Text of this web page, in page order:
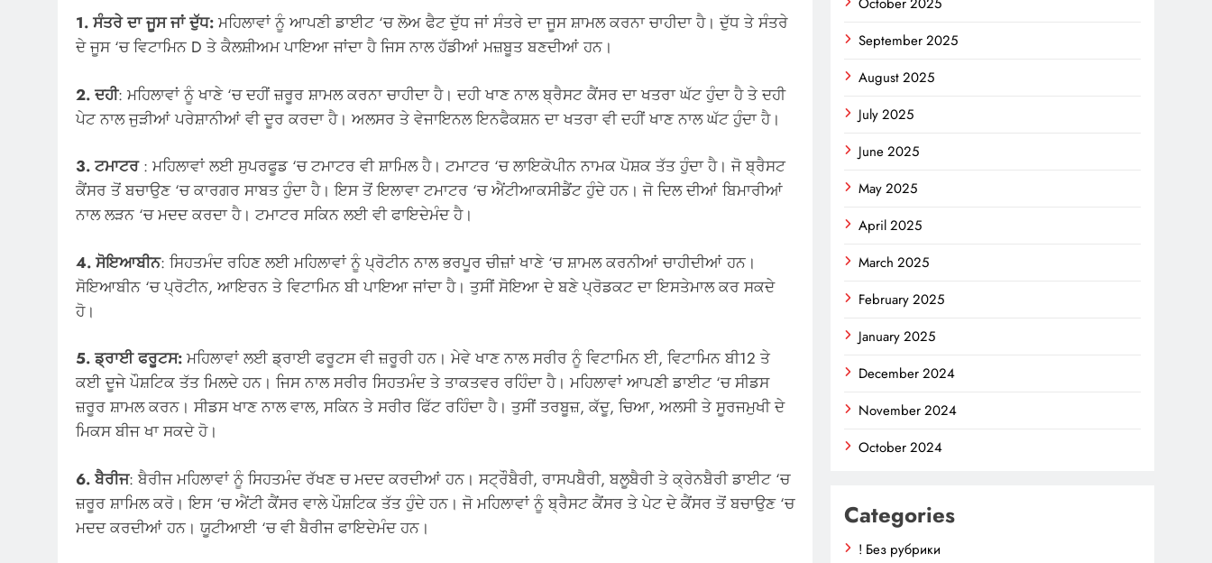
1. ਸੰਤਰੇ ਦਾ ਜੂਸ ਜਾਂ ਦੁੱਧ: ਮਹਿਲਾਵਾਂ ਨੂੰ ਆਪਣੀ ਡਾਈਟ ‘ਚ ਲੋਅ ਫੈਟ ਦੁੱਧ ਜਾਂ ਸੰਤਰੇ ਦਾ ਜੂਸ ਸ਼ਾਮਲ ਕਰਨਾ ਚਾਹੀਦਾ ਹੈ। ਦੁੱਧ ਤੇ ਸੰਤਰੇ
ਦੇ ਜੂਸ ‘ਚ ਵਿਟਾਮਿਨ D ਤੇ ਕੈਲਸ਼ੀਅਮ ਪਾਇਆ ਜਾਂਦਾ ਹੈ ਜਿਸ ਨਾਲ ਹੱਡੀਆਂ ਮਜ਼ਬੂਤ ਬਣਦੀਆਂ ਹਨ।
2. ਦਹੀ: ਮਹਿਲਾਵਾਂ ਨੂੰ ਖਾਣੇ ‘ਚ ਦਹੀਂ ਜ਼ਰੂਰ ਸ਼ਾਮਲ ਕਰਨਾ ਚਾਹੀਦਾ ਹੈ। ਦਹੀ ਖਾਣ ਨਾਲ ਬ੍ਰੈਸਟ ਕੈਂਸਰ ਦਾ ਖਤਰਾ ਘੱਟ ਹੁੰਦਾ ਹੈ ਤੇ ਦਹੀ
ਪੇਟ ਨਾਲ ਜੁੜੀਆਂ ਪਰੇਸ਼ਾਨੀਆਂ ਵੀ ਦੂਰ ਕਰਦਾ ਹੈ। ਅਲਸਰ ਤੇ ਵੇਜਾਇਨਲ ਇਨਫੈਕਸ਼ਨ ਦਾ ਖਤਰਾ ਵੀ ਦਹੀਂ ਖਾਣ ਨਾਲ ਘੱਟ ਹੁੰਦਾ ਹੈ।
3. ਟਮਾਟਰ: ਮਹਿਲਾਵਾਂ ਲਈ ਸੁਪਰਫੂਡ ‘ਚ ਟਮਾਟਰ ਵੀ ਸ਼ਾਮਿਲ ਹੈ। ਟਮਾਟਰ ‘ਚ ਲਾਇਕੋਪੀਨ ਨਾਮਕ ਪੋਸ਼ਕ ਤੱਤ ਹੁੰਦਾ ਹੈ। ਜੋ ਬ੍ਰੈਸਟ
ਕੈਂਸਰ ਤੋਂ ਬਚਾਉਣ ‘ਚ ਕਾਰਗਰ ਸਾਬਤ ਹੁੰਦਾ ਹੈ। ਇਸ ਤੋਂ ਇਲਾਵਾ ਟਮਾਟਰ ‘ਚ ਐਂਟੀਆਕਸੀਡੈਂਟ ਹੁੰਦੇ ਹਨ। ਜੋ ਦਿਲ ਦੀਆਂ ਬਿਮਾਰੀਆਂ
ਨਾਲ ਲੜਨ ‘ਚ ਮਦਦ ਕਰਦਾ ਹੈ। ਟਮਾਟਰ ਸਕਿਨ ਲਈ ਵੀ ਫਾਇਦੇਮੰਦ ਹੈ।
4. ਸੋਇਆਬੀਨ: ਸਿਹਤਮੰਦ ਰਹਿਣ ਲਈ ਮਹਿਲਾਵਾਂ ਨੂੰ ਪ੍ਰੋਟੀਨ ਨਾਲ ਭਰਪੂਰ ਚੀਜ਼ਾਂ ਖਾਣੇ ‘ਚ ਸ਼ਾਮਲ ਕਰਨੀਆਂ ਚਾਹੀਦੀਆਂ ਹਨ।
ਸੋਇਆਬੀਨ ‘ਚ ਪ੍ਰੋਟੀਨ, ਆਇਰਨ ਤੇ ਵਿਟਾਮਿਨ ਬੀ ਪਾਇਆ ਜਾਂਦਾ ਹੈ। ਤੁਸੀਂ ਸੋਇਆ ਦੇ ਬਣੇ ਪ੍ਰੋਡਕਟ ਦਾ ਇਸਤੇਮਾਲ ਕਰ ਸਕਦੇ
ਹੋ।
5. ਡ੍ਰਾਈ ਫਰੂਟਸ: ਮਹਿਲਾਵਾਂ ਲਈ ਡ੍ਰਾਈ ਫਰੂਟਸ ਵੀ ਜ਼ਰੂਰੀ ਹਨ। ਮੇਵੇ ਖਾਣ ਨਾਲ ਸਰੀਰ ਨੂੰ ਵਿਟਾਮਿਨ ਈ, ਵਿਟਾਮਿਨ ਬੀ12 ਤੇ
ਕਈ ਦੂਜੇ ਪੌਸ਼ਟਿਕ ਤੱਤ ਮਿਲਦੇ ਹਨ। ਜਿਸ ਨਾਲ ਸਰੀਰ ਸਿਹਤਮੰਦ ਤੇ ਤਾਕਤਵਰ ਰਹਿੰਦਾ ਹੈ। ਮਹਿਲਾਵਾਂ ਆਪਣੀ ਡਾਈਟ ‘ਚ ਸੀਡਸ
ਜ਼ਰੂਰ ਸ਼ਾਮਲ ਕਰਨ। ਸੀਡਸ ਖਾਣ ਨਾਲ ਵਾਲ, ਸਕਿਨ ਤੇ ਸਰੀਰ ਫਿੱਟ ਰਹਿੰਦਾ ਹੈ। ਤੁਸੀਂ ਤਰਬੂਜ਼, ਕੱਦੂ, ਚਿਆ, ਅਲਸੀ ਤੇ ਸੂਰਜਮੁਖੀ ਦੇ
ਮਿਕਸ ਬੀਜ ਖਾ ਸਕਦੇ ਹੋ।
6. ਬੈਰੀਜ: ਬੈਰੀਜ ਮਹਿਲਾਵਾਂ ਨੂੰ ਸਿਹਤਮੰਦ ਰੱਖਣ ਚ ਮਦਦ ਕਰਦੀਆਂ ਹਨ। ਸਟ੍ਰੌਬੈਰੀ, ਰਾਸਪਬੈਰੀ, ਬਲੂਬੈਰੀ ਤੇ ਕ੍ਰੇਨਬੈਰੀ ਡਾਈਟ ‘ਚ
ਜ਼ਰੂਰ ਸ਼ਾਮਿਲ ਕਰੋ। ਇਸ ‘ਚ ਐਂਟੀ ਕੈਂਸਰ ਵਾਲੇ ਪੌਸ਼ਟਿਕ ਤੱਤ ਹੁੰਦੇ ਹਨ। ਜੋ ਮਹਿਲਾਵਾਂ ਨੂੰ ਬ੍ਰੈਸਟ ਕੈਂਸਰ ਤੇ ਪੇਟ ਦੇ ਕੈਂਸਰ ਤੋਂ ਬਚਾਉਣ ‘ਚ
ਮਦਦ ਕਰਦੀਆਂ ਹਨ। ਯੂਟੀਆਈ ‘ਚ ਵੀ ਬੈਰੀਜ ਫਾਇਦੇਮੰਦ ਹਨ।
September 2025
August 2025
July 2025
June 2025
May 2025
April 2025
March 2025
February 2025
January 2025
December 2024
November 2024
October 2024
Categories
! Без рубрики